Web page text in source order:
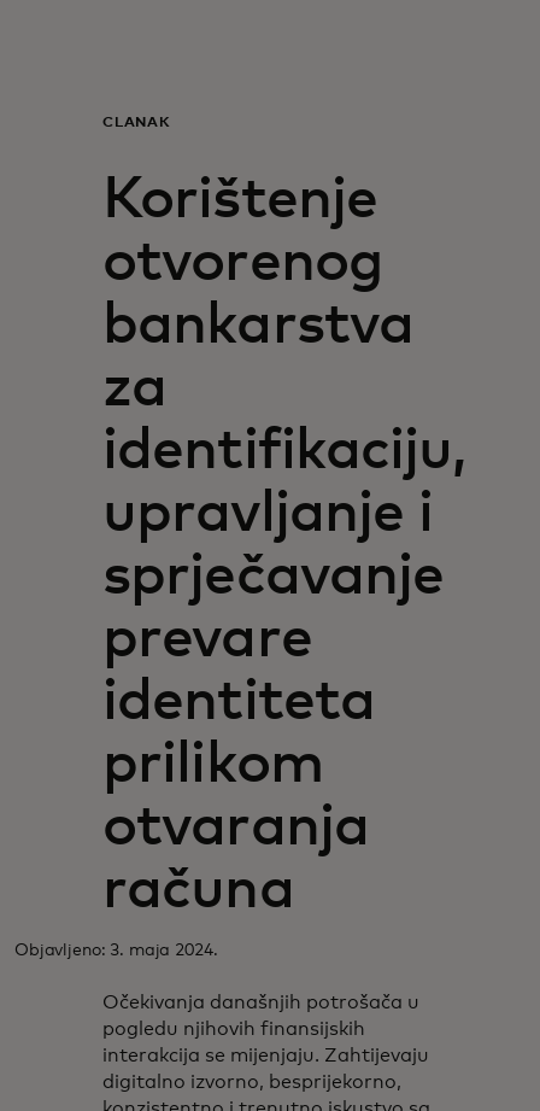
Za biznis
Za svijet
Za inovatore
ČLANAK
Korištenje
otvorenog
bankarstva
za
identifikaciju,
upravljanje i
sprječavanje
prevare
identiteta
prilikom
otvaranja
računa
Objavljeno: 3. maja 2024.
Očekivanja današnjih potrošača u
pogledu njihovih finansijskih
interakcija se mijenjaju. Zahtijevaju
digitalno izvorno, besprijekorno,